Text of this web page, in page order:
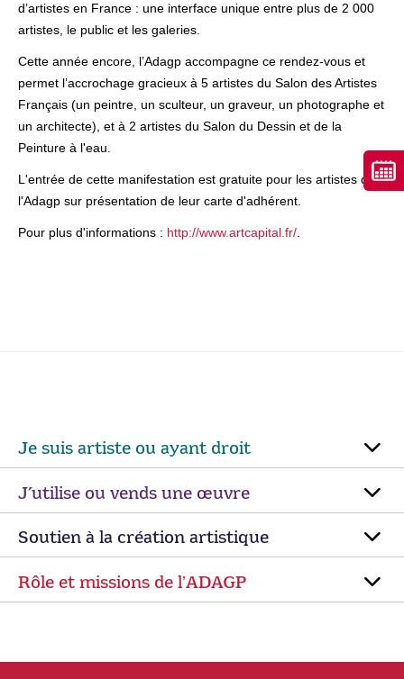
d’artistes en France : une interface unique entre plus de 2 000
artistes, le public et les galeries.
Cette année encore, l’Adagp accompagne ce rendez-vous et
permet l’accrochage gracieux à 5 artistes du Salon des Artistes
Français (un peintre, un sculteur, un graveur, un photographe et
un architecte), et à 2 artistes du Salon du Dessin et de la
Peinture à l'eau.
​L'entrée de cette manifestation est gratuite pour les artistes de
l'Adagp sur présentation de leur carte d'adhérent.
​Pour plus d'informations : http://www.artcapital.fr/
Je suis artiste ou ayant droit
J’utilise ou vends une œuvre
Soutien à la création artistique
Rôle et missions de lʼADAGP